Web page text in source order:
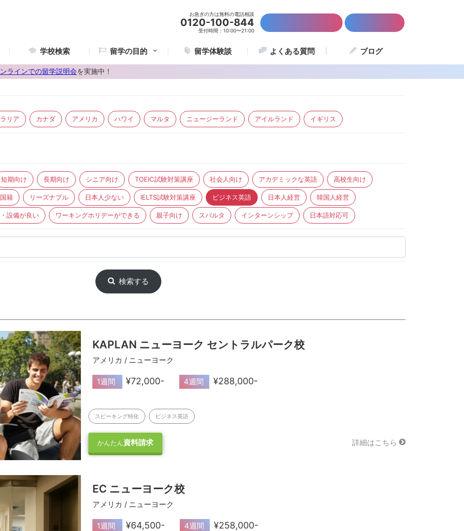
お急ぎの方は無料の電話相談
0120-100-844
受付時間：10:00〜21:00
学校検索 留学の目的 留学体験談 よくある質問 ブログ
ラインでの留学説明会を実施中！
リア カナダ アメリカ ハワイ マルタ ニュージーランド アイルランド イギリス
短期向け 長期向け シニア向け TOEIC試験対策講座 社会人向け アカデミックな英語 高校生向け
籍 リーズナブル 日本人少ない IELTS試験対策講座 ビジネス英語 日本人経営 韓国人経営
設備が良い ワーキングホリデーができる 親子向け スパルタ インターンシップ 日本語対応可
検索する
KAPLAN ニューヨーク セントラルパーク校
アメリカ / ニューヨーク
1週間 ¥72,000- 4週間 ¥288,000-
スピーキング特化 ビジネス英語
かんたん資料請求 詳細はこちら
EC ニューヨーク校
アメリカ / ニューヨーク
1週間 ¥64,500- 4週間 ¥258,000-